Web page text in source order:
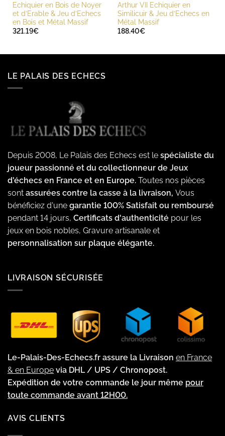
Echiquier en Bois de Noyer
et d’Erable & Jeu d’Echecs
en Bois et Métal Massif
321.19€
Arthur VII Echiquier en
Similicuir & Jeu d’Echecs en
Métal Massif
188.40€
LE PALAIS DES ECHECS
Depuis 2008, Le Palais des Echecs est le spécialiste du
joueur passionné et du collectionneur de Jeux
d'échecs en France et en Europe. Toutes nos pièces
sont assurées contre la casse à la livraison, Vous
bénéficiez d'une garantie 100% Satisfait ou remboursé
pendant 14 jours, Certificats d'authenticité pour les
jeux en bois nobles, Gravure artisanale et
personnalisation sur plaque élégante.
LIVRAISON SÉCURISÉE
Le-Palais-Des-Echecs.fr assure la Livraison en France
& en Europe via DHL / UPS / Chronopost.
Expédition de votre commande le jour même pour
toute commande avant 12H00.
AVIS CLIENTS